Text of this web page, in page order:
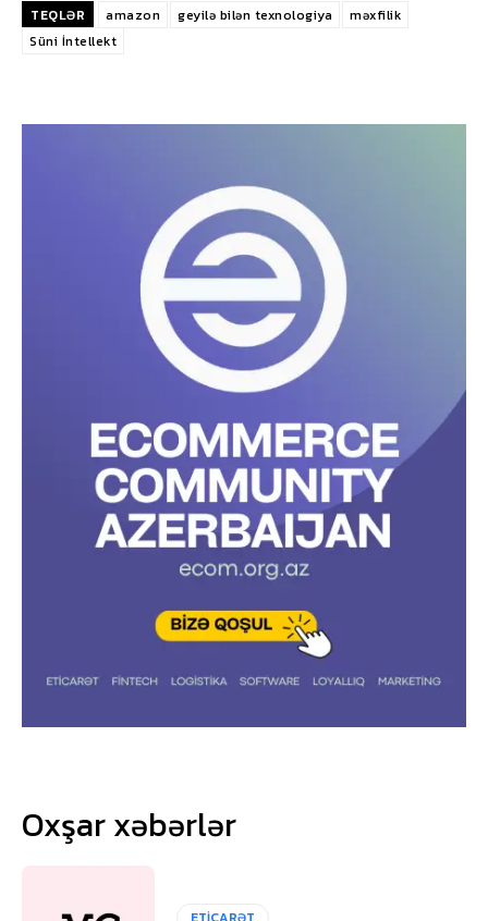
TEQLƏR amazon geyilə bilən texnologiya
məxfilik
Süni İntellekt
Oxşar xəbərlər